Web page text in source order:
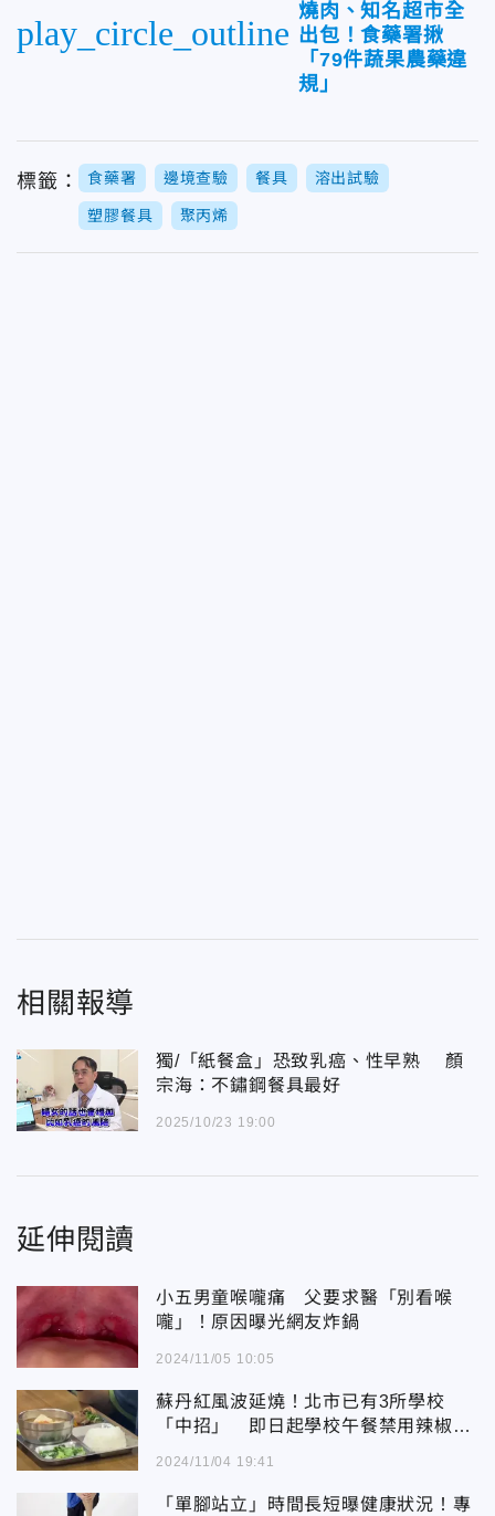
play_circle_outline
燒肉、知名超市全
出包！食藥署揪
「79件蔬果農藥違
規」
標籤： 食藥署 邊境查驗 餐具 溶出試驗
塑膠餐具 聚丙烯
相關報導
獨/「紙餐盒」恐致乳癌、性早熟 顏
宗海：不鏽鋼餐具最好
2025/10/23 19:00
延伸閱讀
小五男童喉嚨痛 父要求醫「別看喉
嚨」！原因曝光網友炸鍋
2024/11/05 10:05
蘇丹紅風波延燒！北市已有3所學校
「中招」 即日起學校午餐禁用辣椒
2024/11/04 19:41
「單腳站立」時間長短曝健康狀況！專